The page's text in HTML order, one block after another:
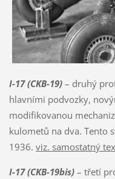
I-17 (CKB-19)– druhý
hlavními podvozky,
modifikovanou
kulometů na dva. Tento
1936. viz. samostatný
I-17 (CKB-19bis)– třetí